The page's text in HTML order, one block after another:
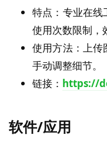
特点：专业在线
使用次数限制，
使用方法：上
手动调整细节。
链接： https://
软件/应用